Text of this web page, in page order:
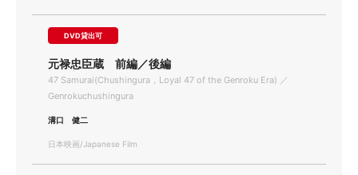
DVD貸出可
元禄忠臣蔵 前編／後編
47 Samurai(Chushingura，Loyal 47 of the Genroku Era) ／
Genrokuchushingura
溝口 健二
日本映画/Japanese Film